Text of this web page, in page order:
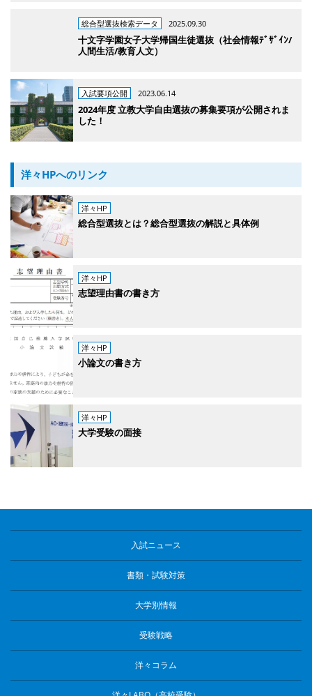
総合型選抜検索データ 2025.09.30
十文字学園女子大学帰国生徒選抜（社会情報ﾃﾞｻﾞｲﾝ/
人間生活/教育人文）
入試要項公開 2023.06.14
2024年度 立教大学自由選抜の募集要項が公開されま
した！
洋々HPへのリンク
洋々HP
総合型選抜とは？総合型選抜の解説と具体例
洋々HP
志望理由書の書き方
洋々HP
小論文の書き方
洋々HP
大学受験の面接
入試ニュース
書類・試験対策
大学別情報
受験戦略
洋々コラム